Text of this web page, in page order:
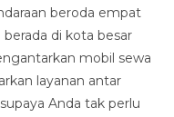
beroda empat
di kota besar
mobil sewa
layanan antar
Anda tak perlu